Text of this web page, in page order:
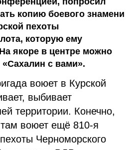
копию боевого знамени
пехоты
которую ему
якоре в центре можно
с вами».
воюет в Курской
выбивает
территории. Конечно,
воюет ещё 810-я
Черноморского